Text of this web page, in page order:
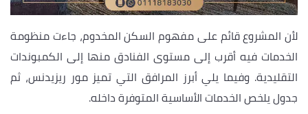
لأن المشروع قائم على مفهوم السكن المخدوم، جاءت منظومة
الخدمات فيه أقرب إلى مستوى الفنادق منها إلى الكمبوندات
التقليدية. وفيما يلي أبرز المرافق التي تميز مور ريزيدنس، ثم
جدول يلخص الخدمات الأساسية المتوفرة داخله.